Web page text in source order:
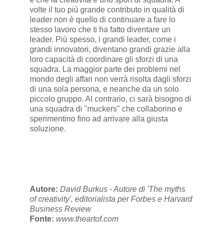
volte il tuo più grande contributo in qualità di
leader non è quello di continuare a fare lo
stesso lavoro che ti ha fatto diventare un
leader. Più spesso, i grandi leader, come i
grandi innovatori, diventano grandi grazie alla
loro capacità di coordinare gli sforzi di una
squadra. La maggior parte dei problemi nel
mondo degli affari non verrà risolta dagli sforzi
di una sola persona, e neanche da un solo
piccolo gruppo. Al contrario, ci sarà bisogno di
una squadra di "muckers" che collaborino e
sperimentino fino ad arrivare alla giusta
soluzione.
Autore: David Burkus - Autore di 'The myths
of creativity', editorialista per Forbes e Harvard
Business Review
Fonte: www.theartof.com